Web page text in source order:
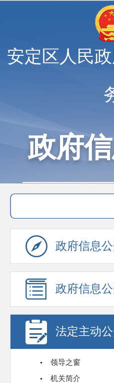
安定区人民
政府
政府信息
政府信息
法定主动
领导之窗
机关简介